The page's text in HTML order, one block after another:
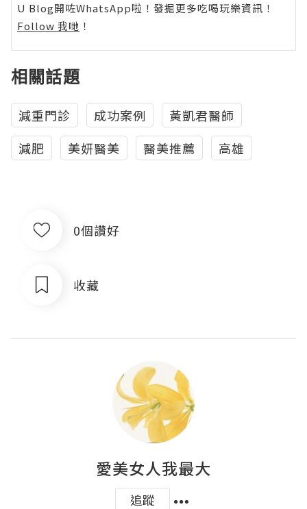
U Blog開咗WhatsApp啦！發掘更多吃喝玩樂資訊！
Follow 我哋 ！
相關話題
減重門診 成功案例
黃凱君醫師
減肥
美妍醫美 醫美推薦 高雄
0個讚好
收藏
愛美女人我最大
追蹤